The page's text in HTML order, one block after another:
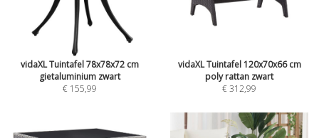
vidaXL Tuintafel 78x78x72 cm
gietaluminium zwart
€ 155,99
vidaXL Tuintafel 120x70x66 cm
poly rattan zwart
€ 312,99